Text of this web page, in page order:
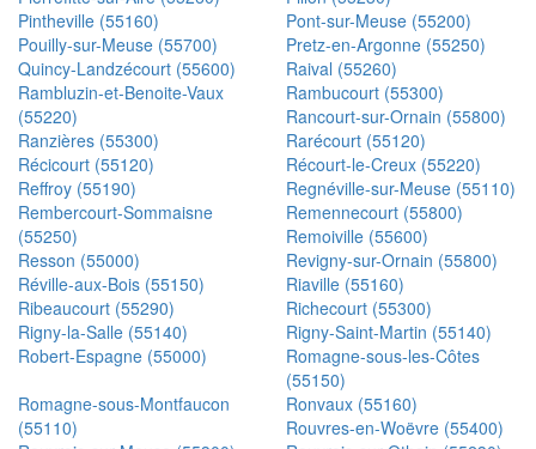
Pintheville (55160)
Pont-sur-Meuse (55200)
Pouilly-sur-Meuse (55700)
Pretz-en-Argonne (55250)
Quincy-Landzécourt (55600)
Raival (55260)
Rambluzin-et-Benoite-Vaux
(55220)
Rambucourt (55300)
Rancourt-sur-Ornain (55800)
Ranzières (55300)
Rarécourt (55120)
Récicourt (55120)
Récourt-le-Creux (55220)
Reffroy (55190)
Regnéville-sur-Meuse (55110)
Rembercourt-Sommaisne
(55250)
Remennecourt (55800)
Remoiville (55600)
Resson (55000)
Revigny-sur-Ornain (55800)
Réville-aux-Bois (55150)
Riaville (55160)
Ribeaucourt (55290)
Richecourt (55300)
Rigny-la-Salle (55140)
Rigny-Saint-Martin (55140)
Robert-Espagne (55000)
Romagne-sous-les-Côtes
(55150)
Romagne-sous-Montfaucon
(55110)
Ronvaux (55160)
Rouvres-en-Woëvre (55400)